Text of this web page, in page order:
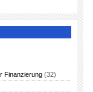
Finanzierung (32)